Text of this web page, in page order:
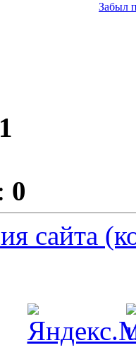
Забыл
1
0
сайта